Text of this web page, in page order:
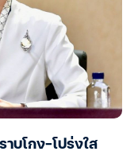
าบโกง-โปร่งใส